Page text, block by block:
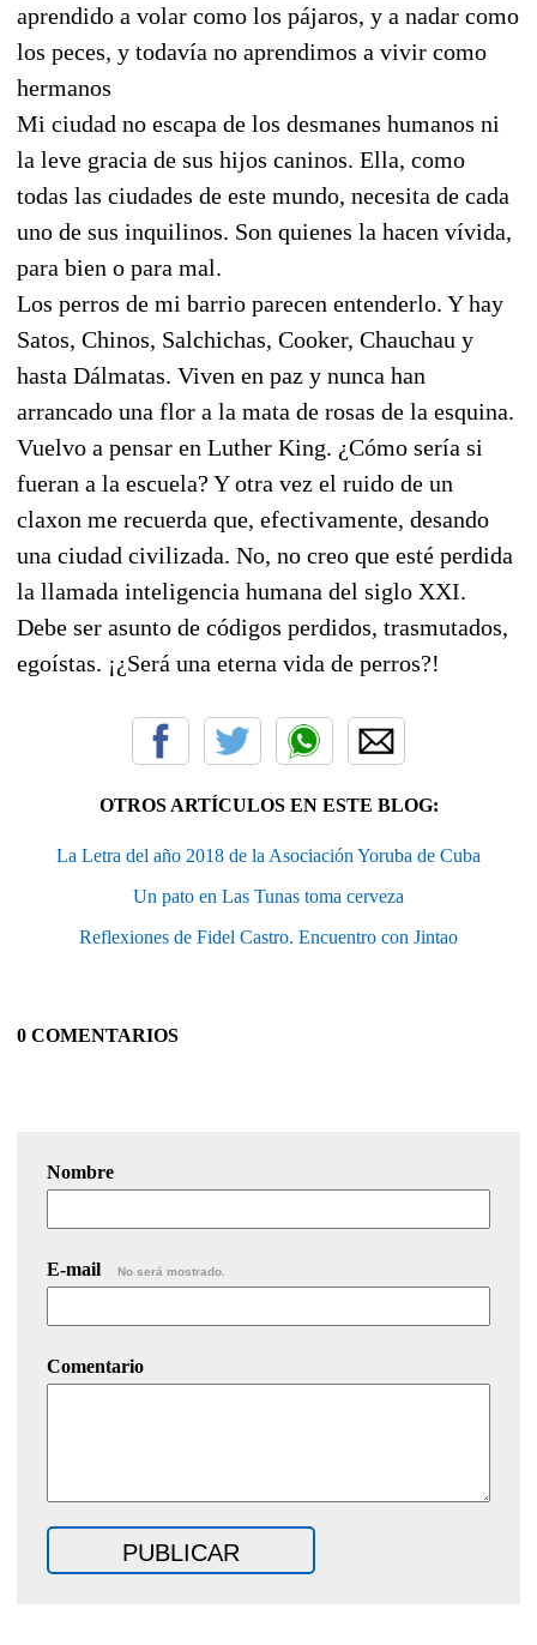
aprendido a volar como los pájaros, y a nadar como
los peces, y todavía no aprendimos a vivir como
hermanos
Mi ciudad no escapa de los desmanes humanos ni
la leve gracia de sus hijos caninos. Ella, como
todas las ciudades de este mundo, necesita de cada
uno de sus inquilinos. Son quienes la hacen vívida,
para bien o para mal.
Los perros de mi barrio parecen entenderlo. Y hay
Satos, Chinos, Salchichas, Cooker, Chauchau y
hasta Dálmatas. Viven en paz y nunca han
arrancado una flor a la mata de rosas de la esquina.
Vuelvo a pensar en Luther King. ¿Cómo sería si
fueran a la escuela? Y otra vez el ruido de un
claxon me recuerda que, efectivamente, desando
una ciudad civilizada. No, no creo que esté perdida
la llamada inteligencia humana del siglo XXI.
Debe ser asunto de códigos perdidos, trasmutados,
egoístas. ¡¿Será una eterna vida de perros?!
OTROS ARTÍCULOS EN ESTE BLOG:
La Letra del año 2018 de la Asociación Yoruba de Cuba
Un pato en Las Tunas toma cerveza
Reflexiones de Fidel Castro. Encuentro con Jintao
0 COMENTARIOS
Nombre
E-mail No será mostrado.
Comentario